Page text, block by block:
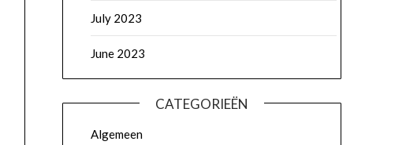
July 2023
June 2023
CATEGORIEËN
Algemeen